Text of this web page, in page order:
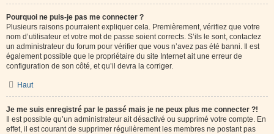
Pourquoi ne puis-je pas me connecter ?
Plusieurs raisons pourraient expliquer cela. Premièrement, vérifiez que votre
nom d’utilisateur et votre mot de passe soient corrects. S’ils le sont, contactez
un administrateur du forum pour vérifier que vous n’avez pas été banni. Il est
également possible que le propriétaire du site Internet ait une erreur de
configuration de son côté, et qu’il devra la corriger.
Haut
Je me suis enregistré par le passé mais je ne peux plus me connecter ?!
Il est possible qu’un administrateur ait désactivé ou supprimé votre compte. En
effet, il est courant de supprimer régulièrement les membres ne postant pas